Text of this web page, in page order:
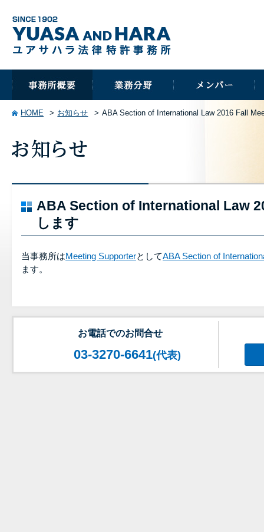
HOME お知らせ ABA Section of International Law 2016 Fall
ABA Section of International Law
します
当事務所はMeeting SupporterとしてABA Section of
ます。
お電話でのお問合せ
03-3270-6641(代表)